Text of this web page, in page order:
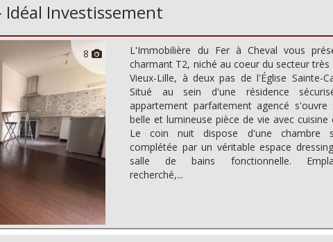
Idéal Investissement
8
L'Immobilière du Fer à Cheval vous
charmant T2, niché au coeur du secteur très
Vieux-Lille, à deux pas de l'Église Sainte-
Situé au sein d'une résidence
appartement parfaitement agencé s'ouvre
belle et lumineuse pièce de vie avec cuisine
Le coin nuit dispose d'une chambre
complétée par un véritable espace
salle de bains fonctionnelle.
recherché,...